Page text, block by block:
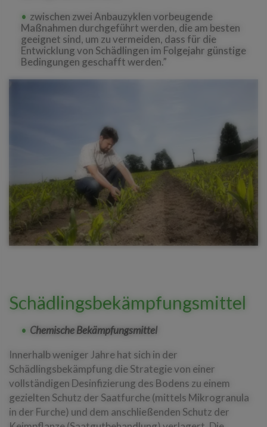
zwischen zwei Anbauzyklen vorbeugende
Maßnahmen durchgeführt werden, die am besten
geeignet sind, um zu vermeiden, dass für die
Entwicklung von Schädlingen im Folgejahr günstige
Bedingungen geschafft werden.”
Schädlingsbekämpfungsmittel
Chemische Bekämpfungsmittel
Innerhalb weniger Jahre hat sich in der
Schädlingsbekämpfung die Strategie von einer
vollständigen Desinfizierung des Bodens zu einem
gezielten Schutz der Saatfurche (mittels Mikrogranula
in der Furche) und dem anschließenden Schutz der